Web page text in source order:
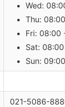
Wed:
Thu:
Fri: 08:00
Sat:
Sun:
021-5086-